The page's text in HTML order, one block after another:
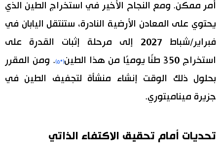
أمر ممكن. ومع النجاح الأخير في استخراج الطين الذي
يحتوي على المعادن الأرضية النادرة، ستنتقل اليابان في
فبراير/شباط 2027 إلى مرحلة إثبات القدرة على
استخراج 350 طنًا يوميًا من هذا الطين
(*٥)
. ومن المقرر
بحلول ذلك الوقت إنشاء منشأة لتجفيف الطين في
جزيرة ميناميتوري.
تحديات أمام تحقيق الاكتفاء الذاتي